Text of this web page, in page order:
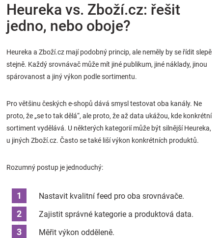
Heureka vs. Zboží.cz: řešit
jedno, nebo oboje?
Heureka a Zboží.cz mají podobný princip, ale neměly by se řídit slepě
stejně. Každý srovnávač může mít jiné publikum, jiné náklady, jinou
spárovanost a jiný výkon podle sortimentu.
Pro většinu českých e-shopů dává smysl testovat oba kanály. Ne
proto, že „se to tak dělá“, ale proto, že až data ukážou, kde konkrétní
sortiment vydělává. U některých kategorií může být silnější Heureka,
u jiných Zboží.cz. Často se také liší výkon konkrétních produktů.
Rozumný postup je jednoduchý:
Nastavit kvalitní feed pro oba srovnávače.
Zajistit správné kategorie a produktová data.
Měřit výkon odděleně.